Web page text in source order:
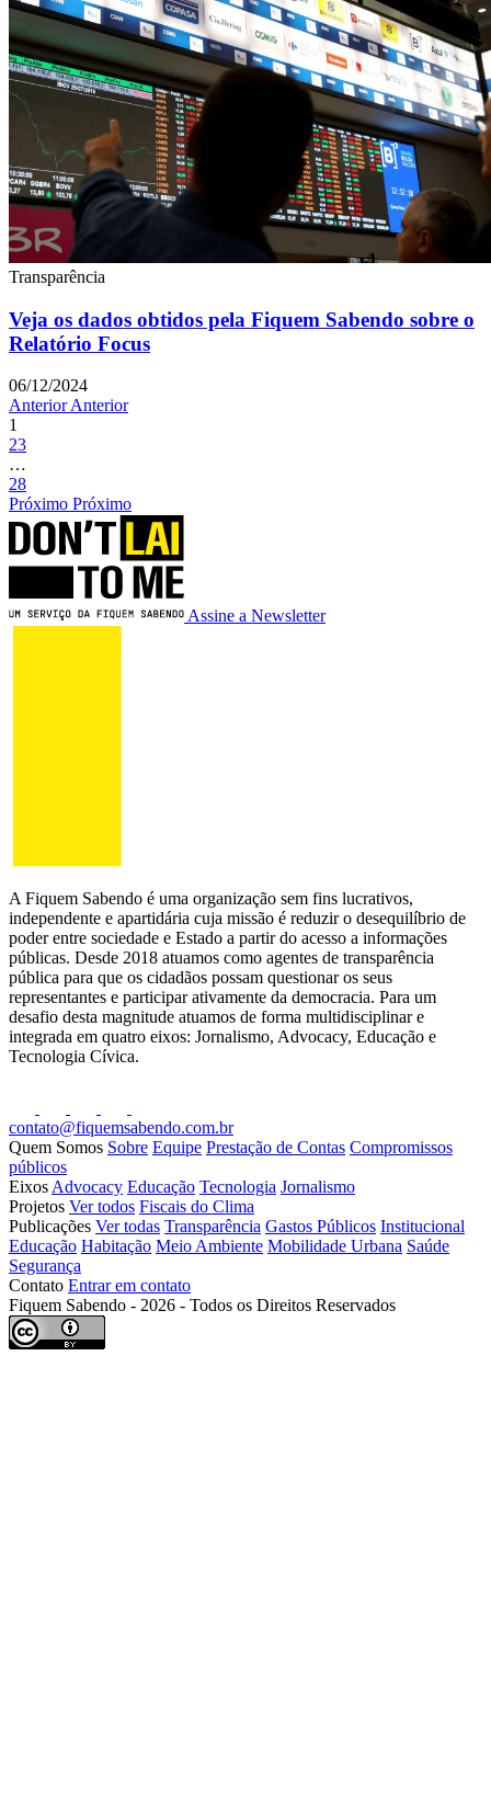
Transparência
Veja os dados obtidos pela Fiquem Sabendo sobre o
Relatório Focus
06/12/2024
AnteriorAnterior
1
23
…
28
Próximo Próximo
Assine a Newsletter
A Fiquem Sabendo é uma organização sem fins lucrativos,
independente e apartidária cuja missão é reduzir o desequilíbrio de
poder entre sociedade e Estado a partir do acesso a informações
públicas. Desde 2018 atuamos como agentes de transparência
pública para que os cidadãos possam questionar os seus
representantes e participar ativamente da democracia. Para um
desafio desta magnitude atuamos de forma multidisciplinar e
integrada em quatro eixos: Jornalismo, Advocacy, Educação e
Tecnologia Cívica.
contato@fiquemsabendo.com.br
Quem Somos Sobre Equipe Prestação de Contas Compromissos
públicos
EixosAdvocacy Educação Tecnologia Jornalismo
Projetos Ver todos Fiscais do Clima
Publicações Ver todas Transparência Gastos Públicos Institucional
Educação Habitação Meio Ambiente Mobilidade Urbana Saúde
Segurança
Contato Entrar em contato
Fiquem Sabendo - 2026 - Todos os Direitos Reservados